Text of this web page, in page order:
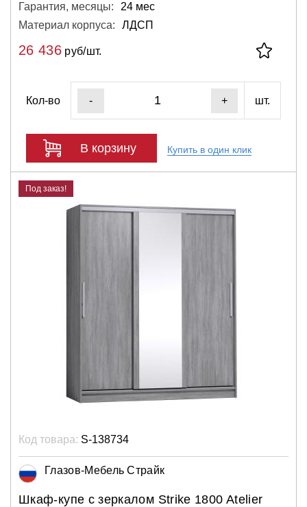
Гарантия, месяцы:
24 мес
Материал корпуса:
ЛДСП
26 436руб/шт.
Кол-во - + шт.
В корзину Купить в один клик
Под заказ!
Код товара: S-138734
Глазов-Мебель Страйк
Шкаф-купе с зеркалом Strike 1800 Atelier